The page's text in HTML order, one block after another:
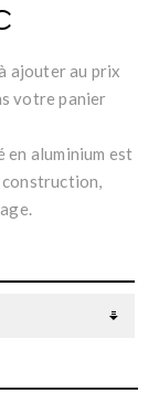
ajouter au prix
votre panier
aluminium est